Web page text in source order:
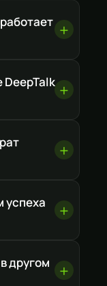
DeepTalk
другом